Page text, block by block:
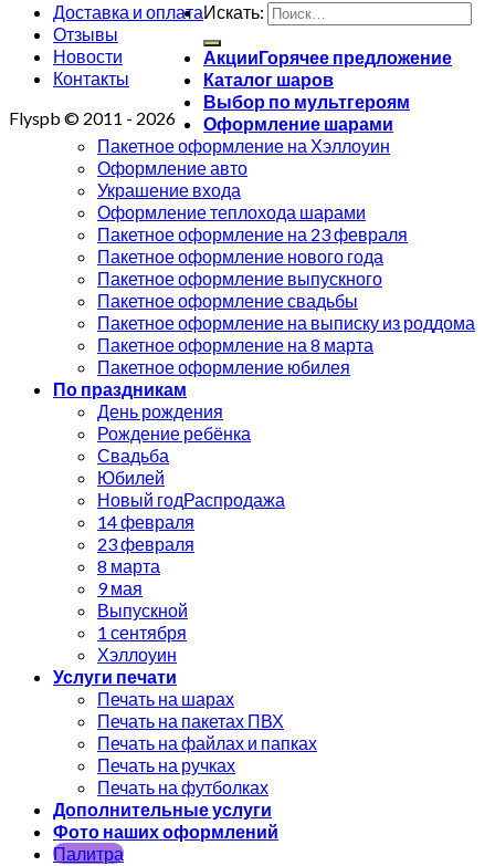
Доставка и оплата
Отзывы
Новости
Контакты
Flyspb © 2011 - 2026
Искать:
Акции
Каталог шаров
Выбор по мультгероям
Оформление шарами
Пакетное оформление на Хэллоуин
Оформление авто
Украшение входа
Оформление теплохода шарами
Пакетное оформление на 23 февраля
Пакетное оформление нового года
Пакетное оформление выпускного
Пакетное оформление свадьбы
Пакетное оформление на выписку из роддома
Пакетное оформление на 8 марта
Пакетное оформление юбилея
По праздникам
День рождения
Рождение ребёнка
Свадьба
Юбилей
Новый год
14 февраля
23 февраля
8 марта
9 мая
Выпускной
1 сентября
Хэллоуин
Услуги печати
Печать на шарах
Печать на пакетах ПВХ
Печать на файлах и папках
Печать на ручках
Печать на футболках
Дополнительные услуги
Фото наших оформлений
Палитра